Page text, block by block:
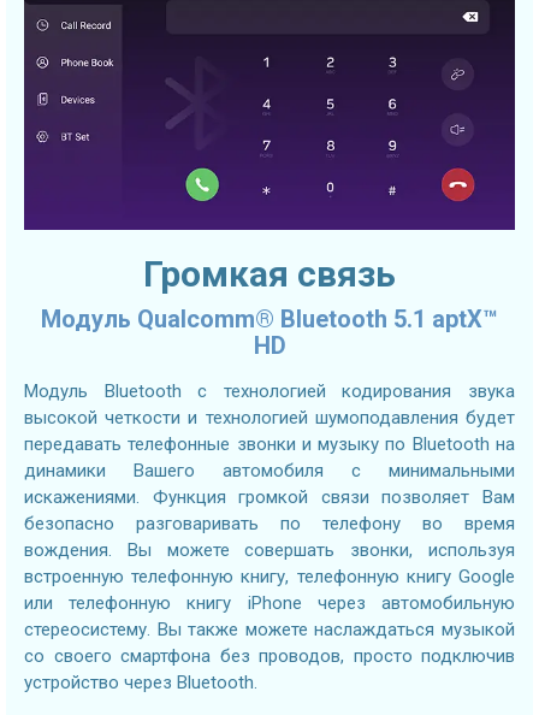
Громкая связь
Модуль Qualcomm® Bluetooth 5.1 aptX™
HD
Модуль Bluetooth с технологией кодирования звука
высокой четкости и технологией шумоподавления будет
передавать телефонные звонки и музыку по Bluetooth на
динамики Вашего автомобиля с минимальными
искажениями. Функция громкой связи позволяет Вам
безопасно разговаривать по телефону во время
вождения. Вы можете совершать звонки, используя
встроенную телефонную книгу, телефонную книгу Google
или телефонную книгу iPhone через автомобильную
стереосистему. Вы также можете наслаждаться музыкой
со своего смартфона без проводов, просто подключив
устройство через Bluetooth.